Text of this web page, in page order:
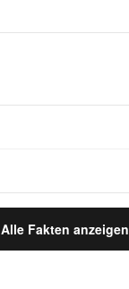
Alle Fakten anzeigen